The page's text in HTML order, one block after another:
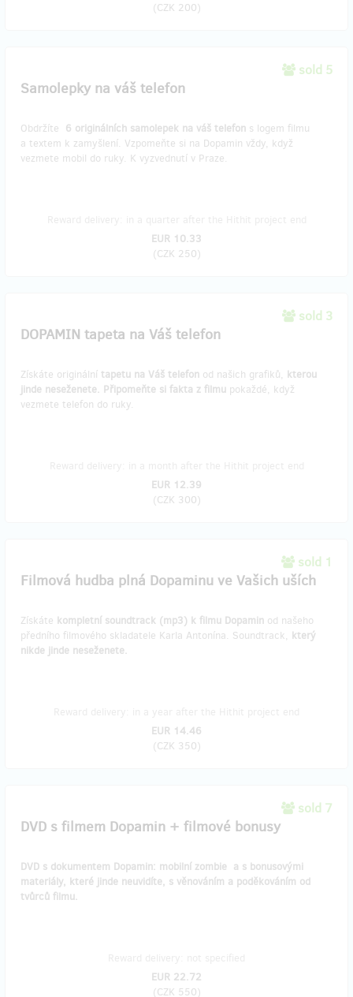
(CZK 200)
sold 5
Samolepky na váš telefon
Obdržíte 6 originálních samolepek na váš telefon s logem filmu
a textem k zamyšlení. Vzpomeňte si na Dopamin vždy, když
vezmete mobil do ruky. K vyzvednutí v Praze.
EUR 10.33
(CZK 250)
sold 3
DOPAMIN tapeta na Váš telefon
Získáte originální tapetu na Váš telefon od našich grafiků, kterou
jinde neseženete. Připomeňte si fakta z filmu pokaždé, když
vezmete telefon do ruky.
EUR 12.39
(CZK 300)
sold 1
Filmová hudba plná Dopaminu ve Vašich uších
Získáte kompletní soundtrack (mp3) k filmu Dopamin od našeho
předního filmového skladatele Karla Antonína. Soundtrack, který
nikde jinde neseženete.
EUR 14.46
(CZK 350)
sold 7
DVD s filmem Dopamin + filmové bonusy
DVD s dokumentem Dopamin: mobilní zombie a s bonusovými
materiály, které jinde neuvidíte, s věnováním a poděkováním od
tvůrců filmu.
EUR 22.72
(CZK 550)